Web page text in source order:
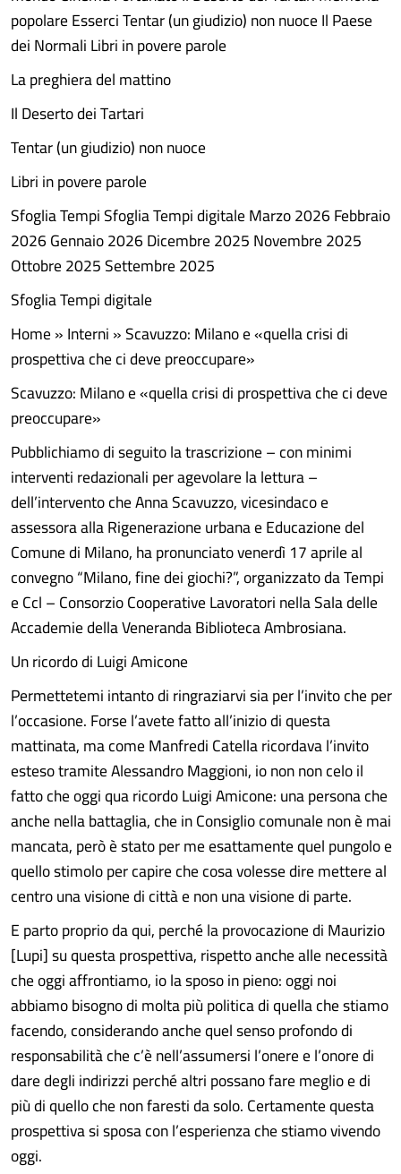
popolare Esserci Tentar (un giudizio) non nuoce Il Paese
dei Normali Libri in povere parole
La preghiera del mattino
Il Deserto dei Tartari
Tentar (un giudizio) non nuoce
Libri in povere parole
Sfoglia Tempi Sfoglia Tempi digitale Marzo 2026 Febbraio
2026 Gennaio 2026 Dicembre 2025 Novembre 2025
Ottobre 2025 Settembre 2025
Sfoglia Tempi digitale
Home » Interni » Scavuzzo: Milano e «quella crisi di
prospettiva che ci deve preoccupare»
Scavuzzo: Milano e «quella crisi di prospettiva che ci deve
preoccupare»
Pubblichiamo di seguito la trascrizione – con minimi
interventi redazionali per agevolare la lettura –
dell’intervento che Anna Scavuzzo, vicesindaco e
assessora alla Rigenerazione urbana e Educazione del
Comune di Milano, ha pronunciato venerdì 17 aprile al
convegno “Milano, fine dei giochi?”, organizzato da Tempi
e Ccl – Consorzio Cooperative Lavoratori nella Sala delle
Accademie della Veneranda Biblioteca Ambrosiana.
Un ricordo di Luigi Amicone
Permettetemi intanto di ringraziarvi sia per l’invito che per
l’occasione. Forse l’avete fatto all’inizio di questa
mattinata, ma come Manfredi Catella ricordava l’invito
esteso tramite Alessandro Maggioni, io non non celo il
fatto che oggi qua ricordo Luigi Amicone: una persona che
anche nella battaglia, che in Consiglio comunale non è mai
mancata, però è stato per me esattamente quel pungolo e
quello stimolo per capire che cosa volesse dire mettere al
centro una visione di città e non una visione di parte.
E parto proprio da qui, perché la provocazione di Maurizio
[Lupi] su questa prospettiva, rispetto anche alle necessità
che oggi affrontiamo, io la sposo in pieno: oggi noi
abbiamo bisogno di molta più politica di quella che stiamo
facendo, considerando anche quel senso profondo di
responsabilità che c’è nell’assumersi l’onere e l’onore di
dare degli indirizzi perché altri possano fare meglio e di
più di quello che non faresti da solo. Certamente questa
prospettiva si sposa con l’esperienza che stiamo vivendo
oggi.